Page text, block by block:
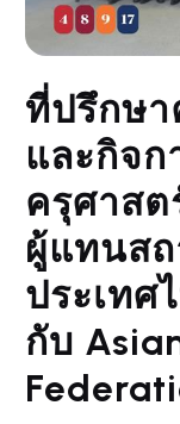
ที่ปรึกษ
และกิจก
ครุศาสต
ผู้แทนส
ประเทศ
กับ